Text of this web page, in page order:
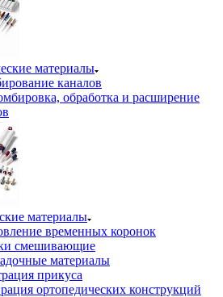
материалы
каналов
обработка и расширение
материалы
временных коронок
смешивающие
материалы
прикуса
ортопедических конструкций